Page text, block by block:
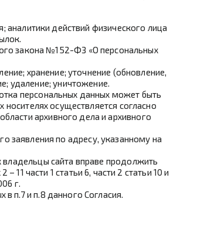
аналитики действий физического лица
закона №152-ФЗ «О персональных
хранение; уточнение (обновление,
удаление; уничтожение.
персональных данных может быть
осуществляется согласно
архивного дела и архивного
заявления по адресу, указанному на
владельцы сайта вправе продолжить
11 части 1 статьи 6, части 2 статьи 10 и
г.
п.7 и п.8 данного Согласия.